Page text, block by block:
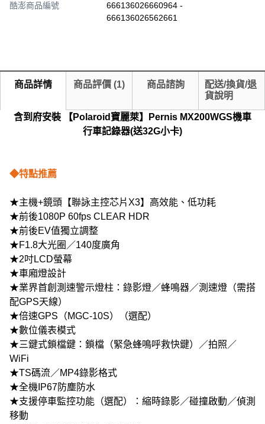
酷澎商品編號
666136026660964 -
666136026562661
商品詳情 商品評價 (1) 商品諮詢
配送/換貨/退
貨說明
含到府安裝
【Polaroid寶麗萊】Pernis MX200WGS機車
行車記錄器(送32G小卡)
◆特點推薦
★主機+鏡頭【聯詠主控芯片X3】高效能、低功耗
★前後1080P 60fps CLEAR HDR
★前後EV值獨立調整
★F1.8大光圈／140度廣角
★2吋LCD螢幕
★車廂燈設計
★業界首創測速警示燈柱：錄影燈／蜂鳴器／測速燈（需搭
配GPS天線）
★倍速GPS（MGC-10S）（選配）
★數位儀表模式
★三鍵式鎖檔鍵：鎖檔（緊急蜂鳴呼救快鍵）／拍照／
WiFi
★TS碼流／MP4錄影格式
★全機IP67防塵防水
★支援停車監控功能（選配）：縮時錄影／碰撞啟動／偵測
移動